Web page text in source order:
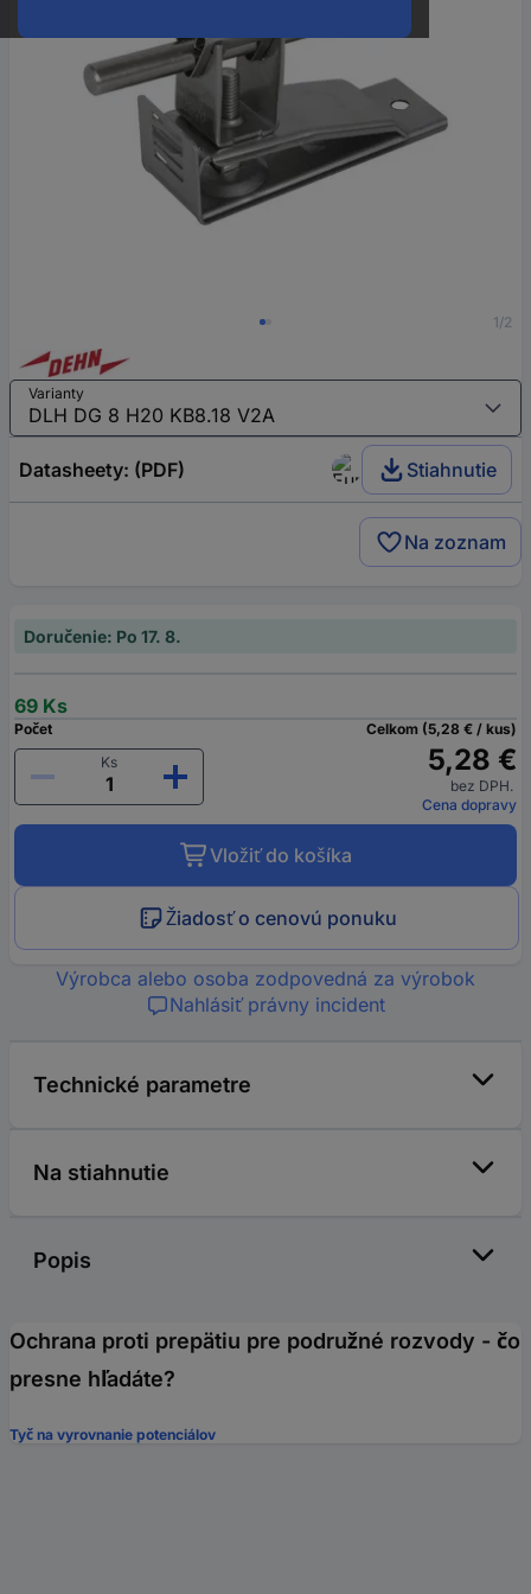
1/2
Varianty
Datasheety: (PDF) Stiahnutie
Na zoznam
Doručenie: Po 17. 8.
69 Ks
Počet
Ks
Celkom (5,28 € / kus)
5,28 €
bez DPH.
Cena dopravy
Vložiť do košíka
Žiadosť o cenovú ponuku
Výrobca alebo osoba zodpovedná za výrobok
Nahlásiť právny incident
Technické parametre
Na stiahnutie
Popis
Ochrana proti prepätiu pre podružné rozvody - čo
presne hľadáte?
Tyč na vyrovnanie potenciálov